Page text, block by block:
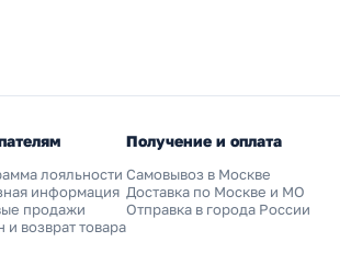
лояльности
информация
продажи
возврат товара
Получение и оплата
Самовывоз в Москве
Доставка по Москве и МО
Отправка в города России